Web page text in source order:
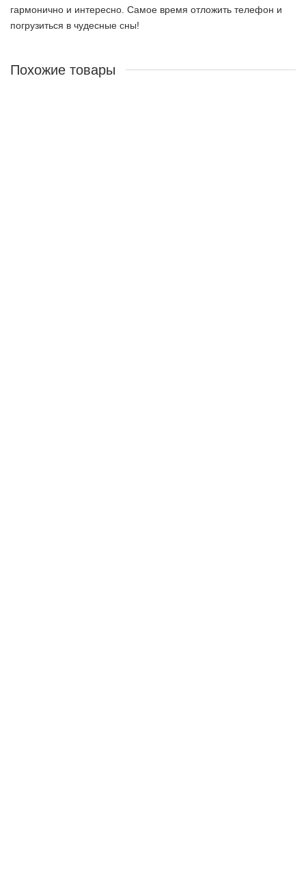
гармонично и интересно. Самое время отложить телефон и
погрузиться в чудесные сны!
Похожие товары